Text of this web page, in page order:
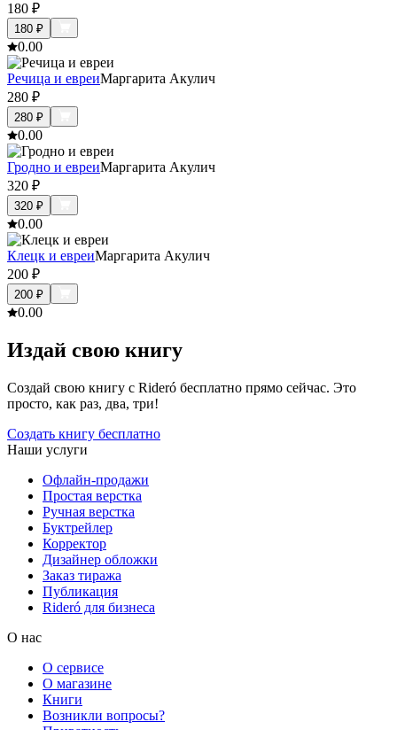
180 ₽
180 ₽
0.00
Речица и евреиМаргарита Акулич
280 ₽
280 ₽
0.00
Гродно и евреиМаргарита Акулич
320 ₽
320 ₽
0.00
Клецк и евреиМаргарита Акулич
200 ₽
200 ₽
0.00
Издай свою книгу
Создай свою книгу с Rideró бесплатно прямо сейчас. Это
просто, как раз, два, три!
Создать книгу бесплатно
Наши услуги
Офлайн-продажи
Простая верстка
Ручная верстка
Буктрейлер
Корректор
Дизайнер обложки
Заказ тиража
Публикация
Rideró для бизнеса
О нас
О сервисе
О магазине
Книги
Возникли вопросы?